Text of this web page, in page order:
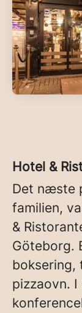
Hotel &
Det næste
familien,
&
Göteborg.
pizzaovn.